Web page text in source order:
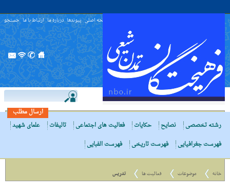
صفحه اصلی پیوندها درباره ما ارتباط با ما جستجو
ارسال مطلب
رشته تخصصی
نصایح حکایات فعالیت های اجتماعی تالیفات
علمای شهید
فهرست جغرافیایی
فهرست تاریخی فهرست الفبایی
خانه موضوعات فعالیت ها تدریس